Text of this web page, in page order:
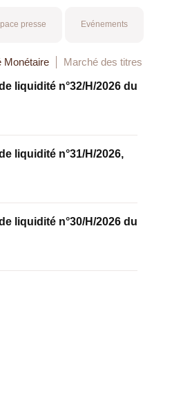
presse Evénements
Monétaire Marché des titres
liquidité n°32/H/2026 du
liquidité n°31/H/2026,
liquidité n°30/H/2026 du